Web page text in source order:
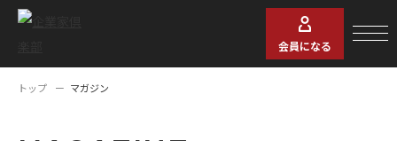
会員になる
トップ マガジン